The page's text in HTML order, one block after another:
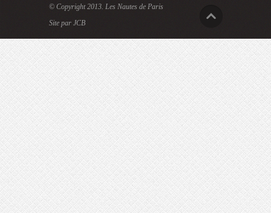
© Copyright 2013. Les Nautes de Paris
Site par JCB